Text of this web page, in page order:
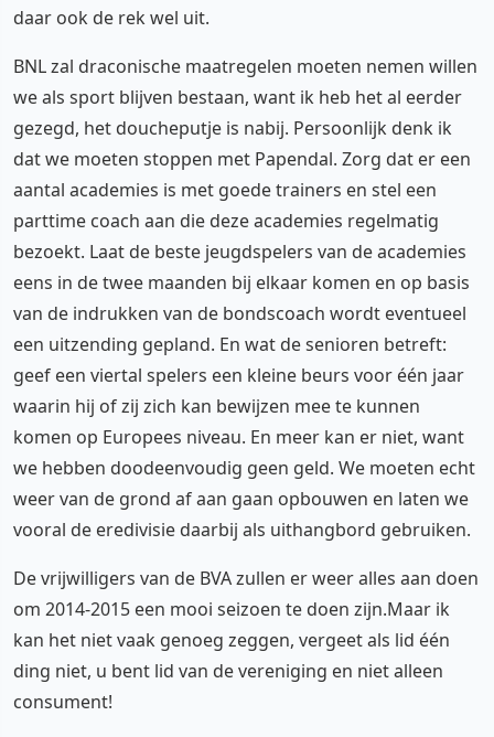
daar ook de rek wel uit.
BNL zal draconische maatregelen moeten nemen willen
we als sport blijven bestaan, want ik heb het al eerder
gezegd, het doucheputje is nabij. Persoonlijk denk ik
dat we moeten stoppen met Papendal. Zorg dat er een
aantal academies is met goede trainers en stel een
parttime coach aan die deze academies regelmatig
bezoekt. Laat de beste jeugdspelers van de academies
eens in de twee maanden bij elkaar komen en op basis
van de indrukken van de bondscoach wordt eventueel
een uitzending gepland. En wat de senioren betreft:
geef een viertal spelers een kleine beurs voor één jaar
waarin hij of zij zich kan bewijzen mee te kunnen
komen op Europees niveau. En meer kan er niet, want
we hebben doodeenvoudig geen geld. We moeten echt
weer van de grond af aan gaan opbouwen en laten we
vooral de eredivisie daarbij als uithangbord gebruiken.
De vrijwilligers van de BVA zullen er weer alles aan doen
om 2014-2015 een mooi seizoen te doen zijn.Maar ik
kan het niet vaak genoeg zeggen, vergeet als lid één
ding niet, u bent lid van de vereniging en niet alleen
consument!